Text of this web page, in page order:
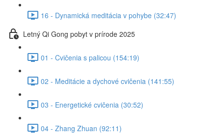
16 - Dynamická meditácia v pohybe (32:47)
Letný Qi Gong pobyt v prírode 2025
01 - Cvičenia s palicou (154:19)
02 - Meditácie a dychové cvičenia (141:55)
03 - Energetické cvičenia (30:52)
04 - Zhang Zhuan (92:11)